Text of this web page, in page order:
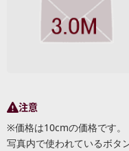
注意
※価格は10cmの価格です。
写真内で使われているボタ